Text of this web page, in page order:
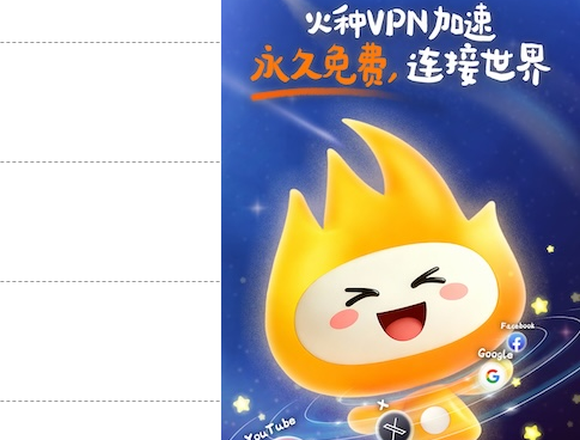
支持[0] 反对
支持
反对 [0]
支持[0] 反对[0]